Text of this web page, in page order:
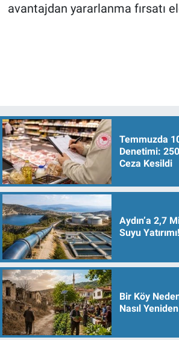
avantajdan yararlanma fırsatı
Temmuzda
Denetimi:
Ceza Kesildi
Aydın’a 2,7
Suyu Yatırımı!
Bir Köy
Nasıl